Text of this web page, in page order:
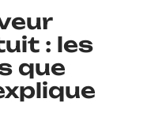
: les
que